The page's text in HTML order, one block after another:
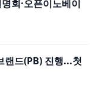
회·오픈이노베이
랜드(PB) 진행...첫